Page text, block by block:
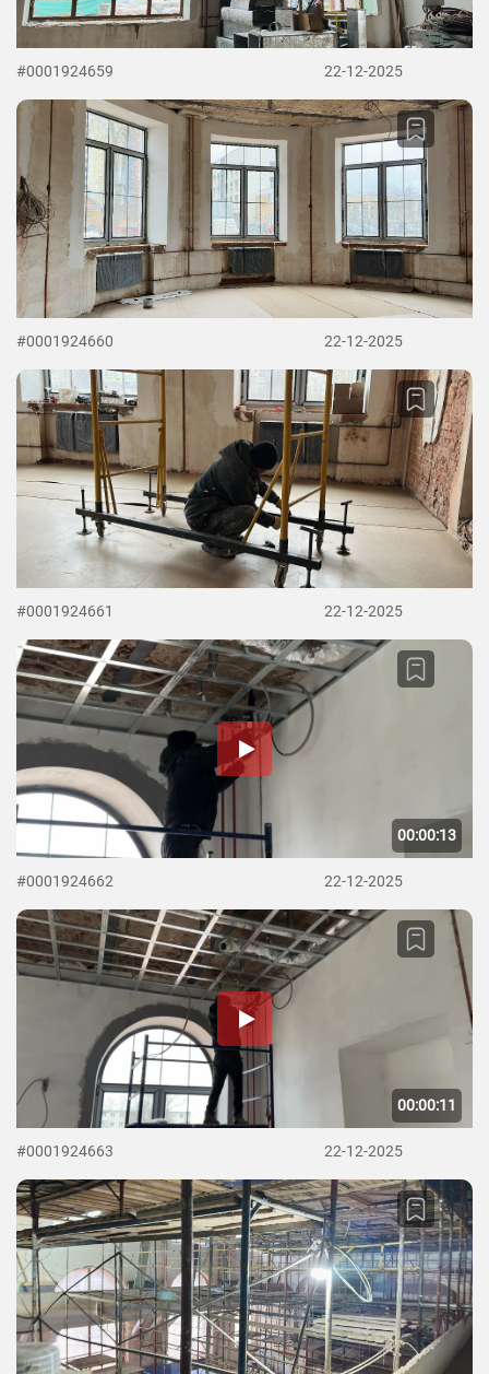
#0001924659 22-12-2025
#0001924660 22-12-2025
#0001924661 22-12-2025
00:00:13
#0001924662 22-12-2025
00:00:11
#0001924663 22-12-2025